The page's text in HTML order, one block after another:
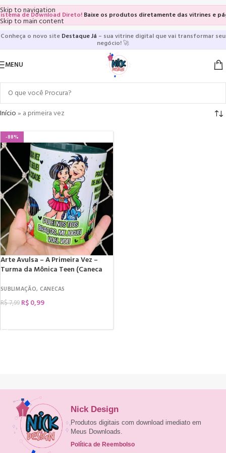
Skip to navigation
Skip to main content
de Download Direto!Baixe os produtos diretamente das vitrines e
Conheça o novo site Destaque Já – sua vitrine digital que vai transformar seu
negócio!🚀
MENU
Início» a primeira vez
-88%
Arte Avulsa – A Primeira Vez –
Turma da Mônica Teen (Caneca
SUBLIMAÇÃO, CANECAS
R$7,99 R$0,99
Nick Design
Produtos digitais com download imediato em
Meus Downloads.
Política de Reembolso